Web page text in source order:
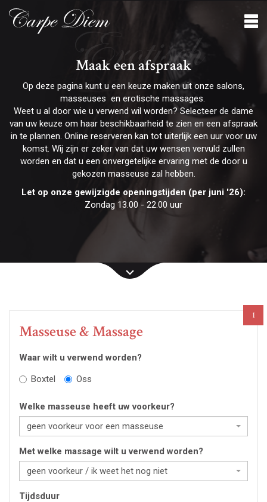
Maak een afspraak
Erotisch
Op deze pagina kunt u een keuze maken uit onze salons,
masseuses en erotische massages.
Weet u al door wie u verwend wil worden? Selecteer de dame
van uw keuze om haar beschikbaarheid te zien en een afspraak
in te plannen. Online reserveren kan tot uiterlijk een uur voor uw
komst. Wij zijn er zeker van dat uw wensen vervuld zullen
worden en dat u een onvergetelijke ervaring met de door u
gekozen masseuse zal hebben.
Let op onze gewijzigde openingstijden (per juni '26):
Zondag 13.00 - 22.00 uur
1
Masseuse & Massage
Waar wilt u verwend worden?
Boxtel
Oss
Welke masseuse heeft uw voorkeur?
geen voorkeur voor een masseuse
Met welke massage wilt u verwend worden?
geen voorkeur / ik weet het nog niet
Tijdsduur